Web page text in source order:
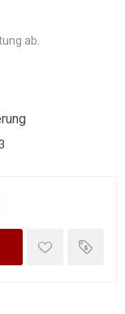
ab.